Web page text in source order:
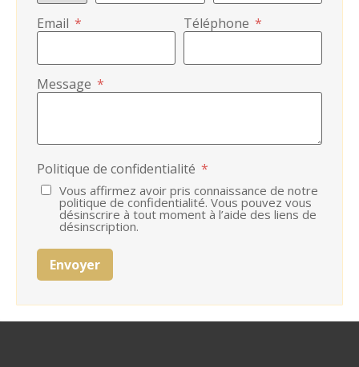
Email * Téléphone *
Message *
Politique de confidentialité *
Vous affirmez avoir pris connaissance de notre
politique de confidentialité. Vous pouvez vous
désinscrire à tout moment à l’aide des liens de
désinscription.
Envoyer